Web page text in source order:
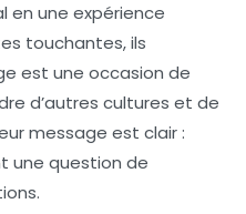
en une expérience
touchantes, ils
est une occasion de
d’autres cultures et de
message est clair :
une question de
.